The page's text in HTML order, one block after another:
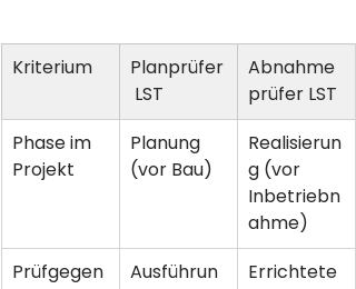
Kriterium
Planprüfer
LST
Abnahme
prüfer LST
Phase im
Projekt
Planung
(vor Bau)
Realisierun
g (vor
Inbetriebn
ahme)
Prüfgegen
Ausführun
Errichtete